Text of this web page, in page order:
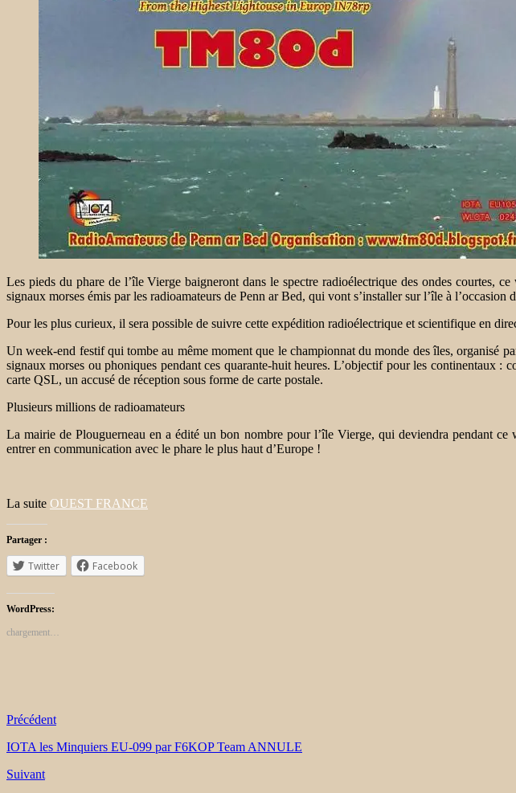
Les pieds du phare de l’île Vierge baigneront dans le spectre radioélectrique des ondes courtes,
signaux morses émis par les radioamateurs de Penn ar Bed, qui vont s’installer sur l’île à l’occasion
Pour les plus curieux, il sera possible de suivre cette expédition radioélectrique et scientifique en
Un week-end festif qui tombe au même moment que le championnat du monde des îles, organisé
signaux morses ou phoniques pendant ces quarante-huit heures. L’objectif pour les continentaux
carte QSL, un accusé de réception sous forme de carte postale.
Plusieurs millions de radioamateurs
La mairie de Plouguerneau en a édité un bon nombre pour l’île Vierge, qui deviendra pendant
entrer en communication avec le phare le plus haut d’Europe !
La suite OUEST FRANCE
Partager :
Twitter Facebook
WordPress:
chargement…
Précédent
IOTA les Minquiers EU-099 par F6KOP Team ANNULE
Suivant